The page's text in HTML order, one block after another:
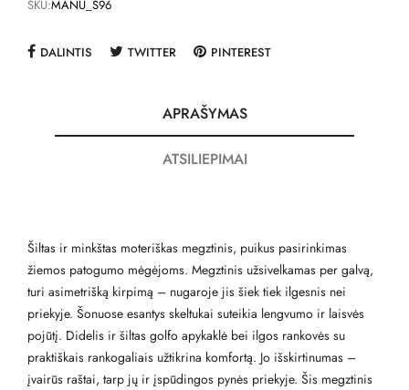
SKU:MANU_S96
DALINTIS TWITTER PINTEREST
APRAŠYMAS
ATSILIEPIMAI
Šiltas ir minkštas moteriškas megztinis, puikus pasirinkimas
žiemos patogumo mėgėjoms. Megztinis užsivelkamas per galvą,
turi asimetrišką kirpimą – nugaroje jis šiek tiek ilgesnis nei
priekyje. Šonuose esantys skeltukai suteikia lengvumo ir laisvės
pojūtį. Didelis ir šiltas golfo apykaklė bei ilgos rankovės su
praktiškais rankogaliais užtikrina komfortą. Jo išskirtinumas –
įvairūs raštai, tarp jų ir įspūdingos pynės priekyje. Šis megztinis